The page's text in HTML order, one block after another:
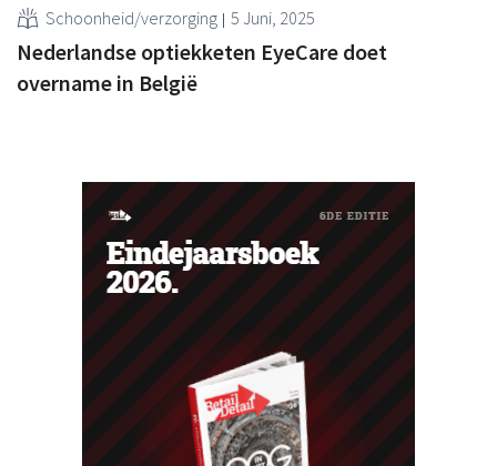
Schoonheid/verzorging 5 Juni, 2025
Nederlandse optiekketen EyeCare doet
overname in België